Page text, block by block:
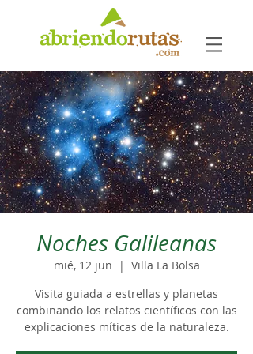
Noches Galileanas
mié, 12 jun
  |
Villa La Bolsa
Visita guiada a estrellas y planetas
combinando los relatos científicos con las
explicaciones míticas de la naturaleza.